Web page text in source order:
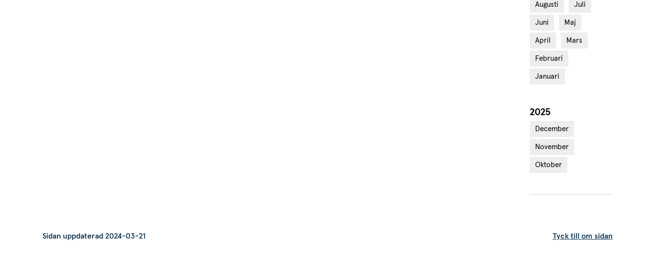
Augusti Juli
Juni Maj
April Mars
Februari
Januari
År:
2025
December
November
Oktober
Sidan uppdaterad 2024-03-21 Tyck till om sidan